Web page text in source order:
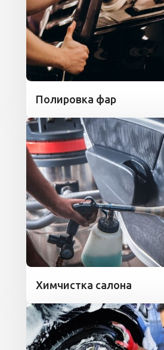
Полировка фар
Химчистка салона